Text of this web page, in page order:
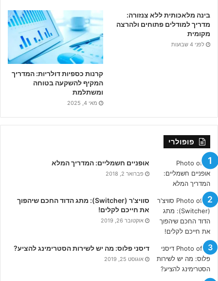
בינה מלאכותית ללא צנזורה:
מדריך למודלים פתוחים ולהרצה
מקומית
לפני 4 שבועות
קרנות כספיות דולריות: המדריך
המקיף להשקעה בטוחה
ומשתלמת
מאי 4, 2025
פופולרי
אופניים חשמליים: המדריך המלא
פברואר 2, 2018
סוויצ'ר (Switcher): מתג הדוד החכם שיהפוך
את חייכם לקלים!
אוקטובר 26, 2019
דיסני פלוס: מה יש לשירות הסטרימינג להציע?
אוגוסט 25, 2019